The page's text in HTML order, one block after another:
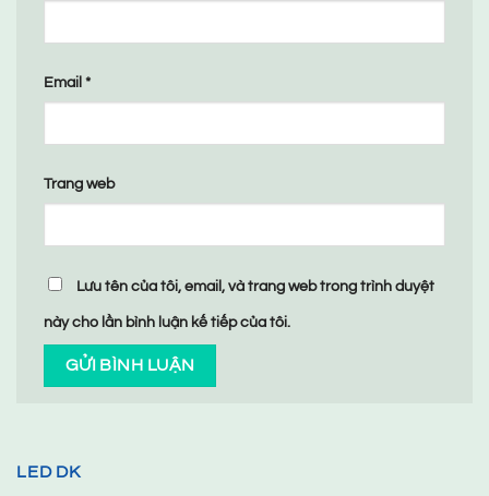
Email *
Trang web
Lưu tên của tôi, email, và trang web trong trình duyệt
này cho lần bình luận kế tiếp của tôi.
LED DK